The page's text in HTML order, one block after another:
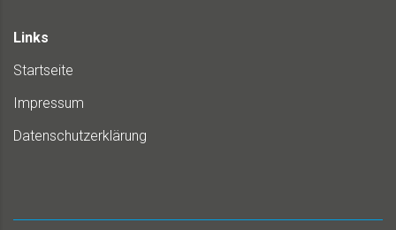
Links
Startseite
Impressum
Datenschutzerklärung